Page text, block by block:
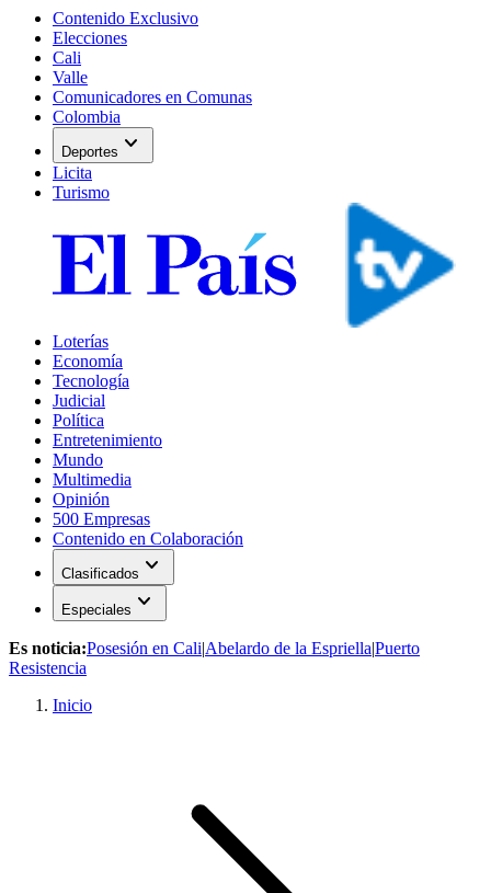
Contenido Exclusivo
Elecciones
Cali
Valle
Comunicadores en Comunas
Colombia
Deportes expand_more
Licita
Turismo
Loterías
Economía
Tecnología
Judicial
Política
Entretenimiento
Mundo
Multimedia
Opinión
500 Empresas
Contenido en Colaboración
Clasificados expand_more
Especiales expand_more
Es noticia:Posesión en Cali|Abelardo de la Espriella|Puerto
Resistencia
Inicio